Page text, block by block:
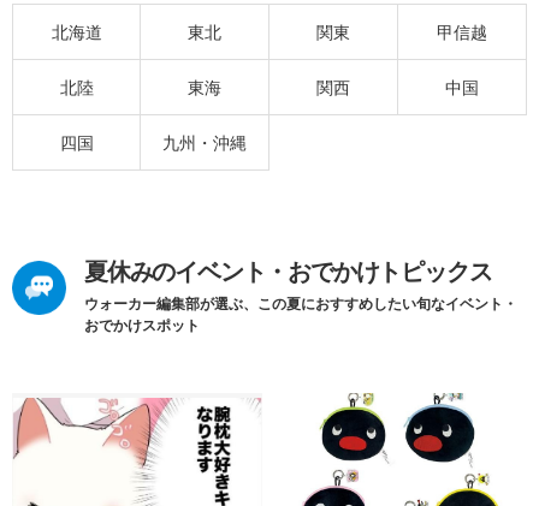
北海道 東北 関東 甲信越
北陸 東海 関西 中国
四国 九州・沖縄
夏休みのイベント・おでかけトピックス
ウォーカー編集部が選ぶ、この夏におすすめしたい旬なイベント・
おでかけスポット